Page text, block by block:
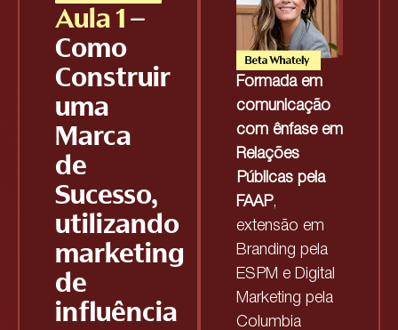
Aula 1–
Como
Construir
uma
Marca
de
Sucesso,
utilizando
marketing
de
influência
Formada em
comunicação
com ênfase em
Relações
Públicas pela
FAAP,
extensão em
Branding pela
ESPM e Digital
Marketing pela
Columbia